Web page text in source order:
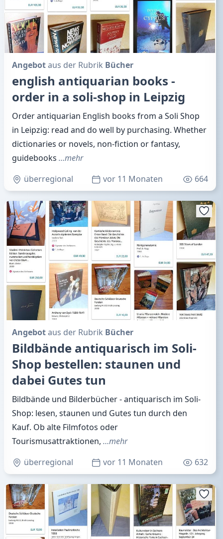
Angebotaus der Rubrik Bücher
english antiquarian books -
order in a soli-shop in Leipzig
Order antiquarian English books from a Soli Shop
in Leipzig: read and do well by purchasing. Whether
dictionaries or novels, non-fiction or fantasy,
guidebooks …mehr
überregional
vor 11 Monaten 664
Angebotaus der Rubrik Bücher
Bildbände antiquarisch im Soli-
Shop bestellen: staunen und
dabei Gutes tun
Bildbände und Bilderbücher - antiquarisch im Soli-
Shop: lesen, staunen und Gutes tun durch den
Kauf. Ob alte Filmfotos oder
Tourismusattraktionen, …mehr
überregional
vor 11 Monaten 632